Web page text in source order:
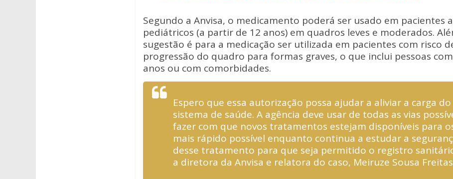
Segundo a Anvisa, o medicamento poderá ser usado em pacientes
pediátricos (a partir de 12 anos) em quadros leves e moderados.
sugestão é para a medicação ser utilizada em pacientes com risco
progressão do quadro para formas graves, o que inclui pessoas
anos ou com comorbidades.
Espero que essa autorização possa ajudar a aliviar a carga
sistema de saúde. A agência deve usar de todas as vias
fazer com que novos tratamentos estejam disponíveis para
mais rápido possível enquanto continua a estudar a
desse tratamento para que seja permitido o registro
a diretora da Anvisa e relatora do caso, Meiruze Sousa